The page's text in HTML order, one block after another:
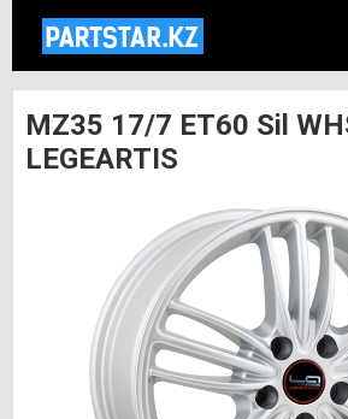
MZ35 17/7 ET60 Sil
LEGEARTIS